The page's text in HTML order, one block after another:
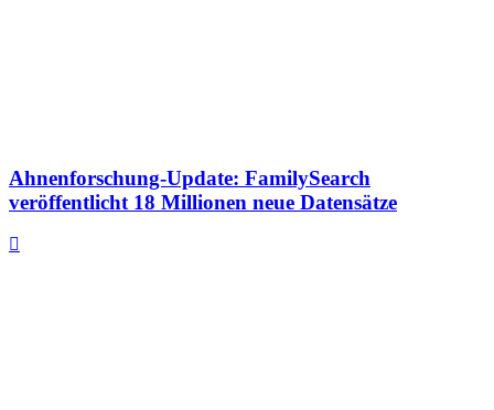
Ahnenforschung-Update: FamilySearch
veröffentlicht 18 Millionen neue Datensätze